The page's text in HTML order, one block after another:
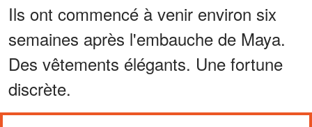
Ils ont commencé à venir environ six
semaines après l'embauche de Maya.
Des vêtements élégants. Une fortune
discrète.